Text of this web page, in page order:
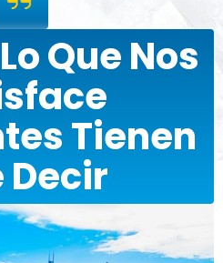
Que Nos
Tienen
Decir